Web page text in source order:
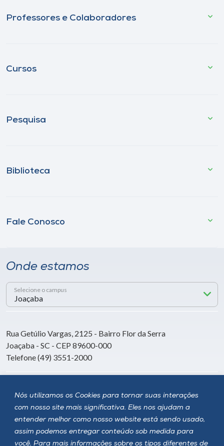
Nós utilizamos os Cookies para tornar suas interações
com nosso site mais significativa. Eles nos ajudam a
entender melhor como nosso website está sendo usado,
assim podemos entregar conteúdo sob medida para
você. Para mais informações sobre os tipos diferentes de
Professores e Colaboradores
Cursos
Pesquisa
Biblioteca
Fale Conosco
Onde estamos
Selecione o campus
Rua Getúlio Vargas, 2125 - Bairro Flor da Serra
Joaçaba - SC - CEP 89600-000
Telefone (49) 3551-2000
Siga a Unoesc